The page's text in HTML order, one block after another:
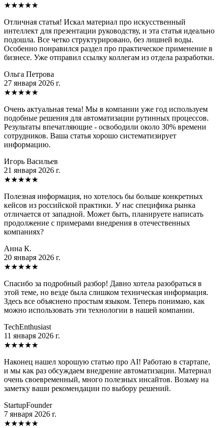
★★★★★
Отличная статья! Искал материал про искусственный
интеллект для презентации руководству, и эта статья идеально
подошла. Все четко структурировано, без лишней воды.
Особенно понравился раздел про практическое применение в
бизнесе. Уже отправил ссылку коллегам из отдела разработки.
Ольга Петрова
27 января 2026 г.
★★★★★
Очень актуальная тема! Мы в компании уже год используем
подобные решения для автоматизации рутинных процессов.
Результаты впечатляющие - освободили около 30% времени
сотрудников. Ваша статья хорошо систематизирует
информацию.
Игорь Васильев
21 января 2026 г.
★★★★★
Полезная информация, но хотелось бы больше конкретных
кейсов из российской практики. У нас специфика рынка
отличается от западной. Может быть, планируете написать
продолжение с примерами внедрения в отечественных
компаниях?
Анна К.
20 января 2026 г.
★★★★★
Спасибо за подробный разбор! Давно хотела разобраться в
этой теме, но везде была слишком техническая информация.
Здесь все объяснено простым языком. Теперь понимаю, как
можно использовать эти технологии в нашей компании.
TechEnthusiast
11 января 2026 г.
★★★★★
Наконец нашел хорошую статью про AI! Работаю в стартапе,
и мы как раз обсуждаем внедрение автоматизации. Материал
очень своевременный, много полезных инсайтов. Возьму на
заметку ваши рекомендации по выбору решений.
StartupFounder
7 января 2026 г.
★★★★★